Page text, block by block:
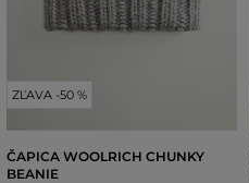
ZĽAVA -50 %
ČAPICA WOOLRICH CHUNKY
BEANIE